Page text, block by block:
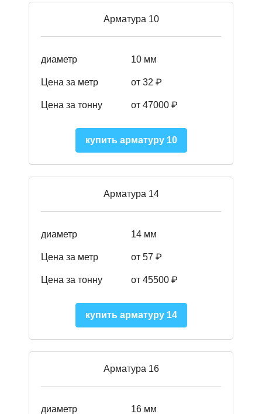
Арматура 10
диаметр 10 мм
Цена за метр от 32 ₽
Цена за тонну от 47000 ₽
купить арматуру 10
Арматура 14
диаметр 14 мм
Цена за метр от 57 ₽
Цена за тонну от 45500 ₽
купить арматуру 14
Арматура 16
диаметр 16 мм